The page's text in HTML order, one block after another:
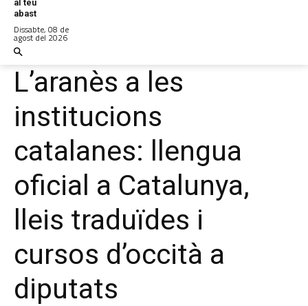
al teu
abast
Dissabte, 08 de
agost del 2026
L’aranès a les
institucions
catalanes: llengua
oficial a Catalunya,
lleis traduïdes i
cursos d’occità a
diputats